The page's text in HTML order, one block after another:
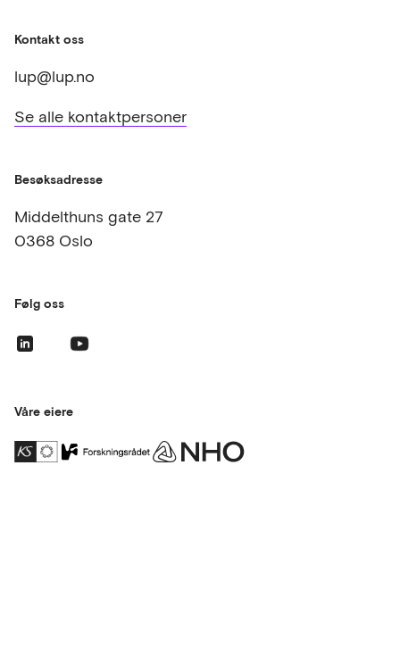
Kontakt oss
lup@lup.no
Se alle kontaktpersoner
Besøksadresse
Middelthuns gate 27
0368 Oslo
Følg oss
Våre eiere